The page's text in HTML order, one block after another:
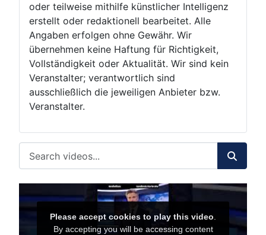
oder teilweise mithilfe künstlicher Intelligenz
erstellt oder redaktionell bearbeitet. Alle
Angaben erfolgen ohne Gewähr. Wir
übernehmen keine Haftung für Richtigkeit,
Vollständigkeit oder Aktualität. Wir sind kein
Veranstalter; verantwortlich sind
ausschließlich die jeweiligen Anbieter bzw.
Veranstalter.